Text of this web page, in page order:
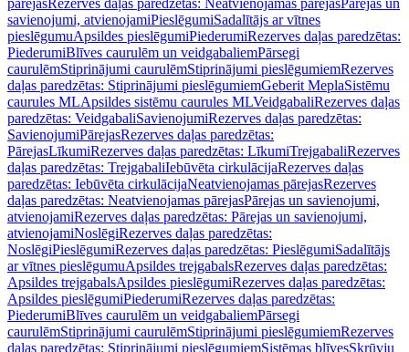
pārejasRezerves daļas paredzētas: Neatvienojamas pārejasPārejas un
savienojumi, atvienojamiPieslēgumiSadalītājs ar vītnes
pieslēgumuApsildes pieslēgumiPiederumiRezerves daļas paredzētas:
PiederumiBlīves caurulēm un veidgabaliemPārsegi
caurulēmStiprinājumi caurulēmStiprinājumi pieslēgumiemRezerves
daļas paredzētas: Stiprinājumi pieslēgumiemGeberit MeplaSistēmu
caurules MLApsildes sistēmu caurules MLVeidgabaliRezerves daļas
paredzētas: VeidgabaliSavienojumiRezerves daļas paredzētas:
SavienojumiPārejasRezerves daļas paredzētas:
PārejasLīkumiRezerves daļas paredzētas: LīkumiTrejgabaliRezerves
daļas paredzētas: TrejgabaliIebūvēta cirkulācijaRezerves daļas
paredzētas: Iebūvēta cirkulācijaNeatvienojamas pārejasRezerves
daļas paredzētas: Neatvienojamas pārejasPārejas un savienojumi,
atvienojamiRezerves daļas paredzētas: Pārejas un savienojumi,
atvienojamiNoslēgiRezerves daļas paredzētas:
NoslēgiPieslēgumiRezerves daļas paredzētas: PieslēgumiSadalītājs
ar vītnes pieslēgumuApsildes trejgabalsRezerves daļas paredzētas:
Apsildes trejgabalsApsildes pieslēgumiRezerves daļas paredzētas:
Apsildes pieslēgumiPiederumiRezerves daļas paredzētas:
PiederumiBlīves caurulēm un veidgabaliemPārsegi
caurulēmStiprinājumi caurulēmStiprinājumi pieslēgumiemRezerves
daļas paredzētas: Stiprinājumi pieslēgumiemSistēmas blīvesSkrūvju